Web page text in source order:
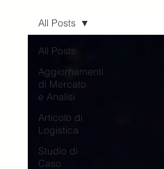
All Posts
Aggiornamenti
di Mercato
e Analisi
Articolo di
Logistica
Studio di
Caso
All Posts